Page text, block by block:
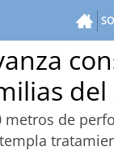
del
metros de